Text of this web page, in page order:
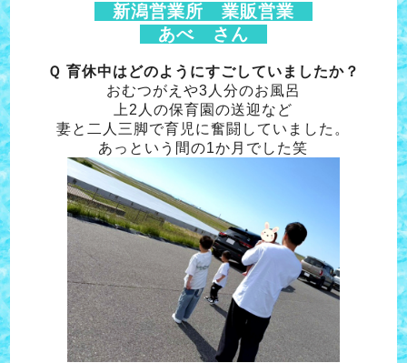
新潟営業所 業販営業
あべ さん
Ｑ 育休中はどのようにすごしていましたか？
おむつがえや3人分のお風呂
上2人の保育園の送迎など
妻と二人三脚で育児に奮闘していました。
あっという間の1か月でした笑